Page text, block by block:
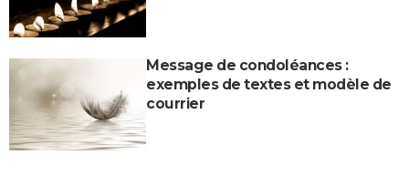
Message de condoléances :
exemples de textes et modèle de
courrier